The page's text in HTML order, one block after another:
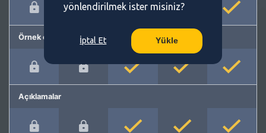
Örnek cümleler
Açıklamalar
yönlendirilmek ister misiniz?
İptal Et Yükle